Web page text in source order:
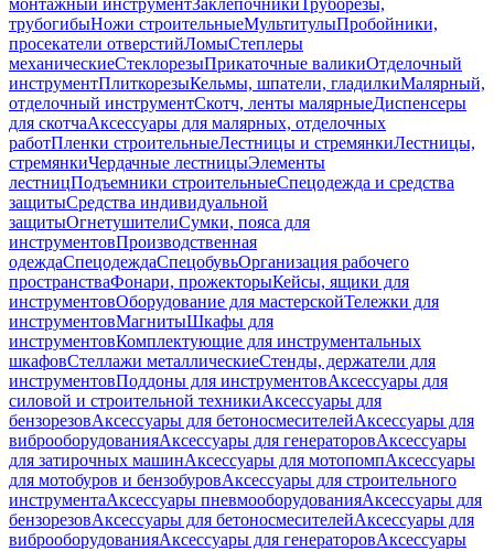
монтажный инструментЗаклепочникиТруборезы,
трубогибыНожи строительныеМультитулыПробойники,
просекатели отверстийЛомыСтеплеры
механическиеСтеклорезыПрикаточные валикиОтделочный
инструментПлиткорезыКельмы, шпатели, гладилкиМалярный,
отделочный инструментСкотч, ленты малярныеДиспенсеры
для скотчаАксессуары для малярных, отделочных
работПленки строительныеЛестницы и стремянкиЛестницы,
стремянкиЧердачные лестницыЭлементы
лестницПодъемники строительныеСпецодежда и средства
защитыСредства индивидуальной
защитыОгнетушителиСумки, пояса для
инструментовПроизводственная
одеждаСпецодеждаСпецобувьОрганизация рабочего
пространстваФонари, прожекторыКейсы, ящики для
инструментовОборудование для мастерскойТележки для
инструментовМагнитыШкафы для
инструментовКомплектующие для инструментальных
шкафовСтеллажи металлическиеСтенды, держатели для
инструментовПоддоны для инструментовАксессуары для
силовой и строительной техникиАксессуары для
бензорезовАксессуары для бетоносмесителейАксессуары для
виброоборудованияАксессуары для генераторовАксессуары
для затирочных машинАксессуары для мотопомпАксессуары
для мотобуров и бензобуровАксессуары для строительного
инструментаАксессуары пневмооборудованияАксессуары для
бензорезовАксессуары для бетоносмесителейАксессуары для
виброоборудованияАксессуары для генераторовАксессуары